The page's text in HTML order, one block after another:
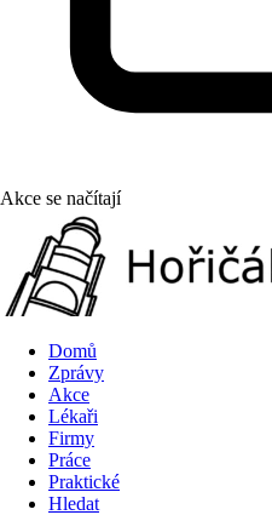
Akce se načítají
Domů
Zprávy
Akce
Lékaři
Firmy
Práce
Praktické
Hledat